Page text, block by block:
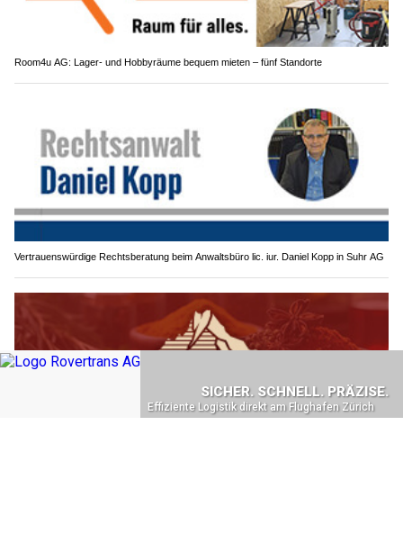
Room4u AG: Lager- und Hobbyräume bequem mieten – fünf Standorte
Vertrauenswürdige Rechtsberatung beim Anwaltsbüro lic. iur. Daniel Kopp in Suhr AG